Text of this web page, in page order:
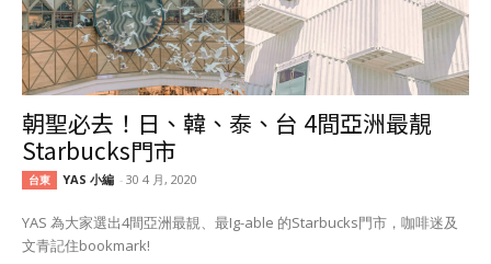
朝聖必去！日、韓、泰、台 4間亞洲最靚
Starbucks門市
台東 YAS 小編 - 30 4 月, 2020
YAS 為大家選出4間亞洲最靚、最Ig-able 的Starbucks門市，咖啡迷及
文青記住bookmark!